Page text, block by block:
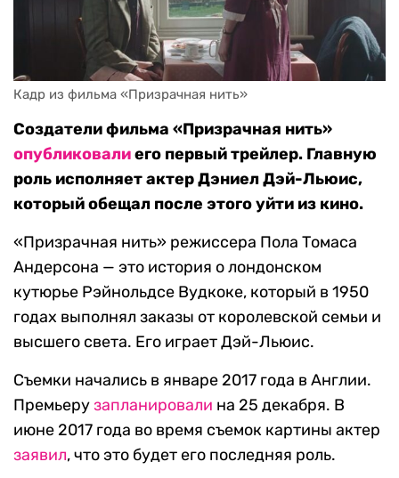
Кадр из фильма «Призрачная нить»
Создатели фильма «Призрачная нить»
опубликовалиего первый трейлер. Главную
роль исполняет актер Дэниел Дэй-Льюис,
который обещал после этого уйти из кино.
«Призрачная нить» режиссера Пола Томаса
Андерсона — это история о лондонском
кутюрье Рэйнольдсе Вудкоке, который в 1950
годах выполнял заказы от королевской семьи и
высшего света. Его играет Дэй-Льюис.
Съемки начались в январе 2017 года в Англии.
Премьерузапланировали на 25 декабря. В
июне 2017 года во время съемок картины актер
заявил, что это будет его последняя роль.